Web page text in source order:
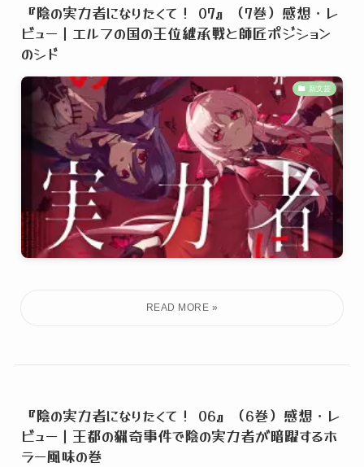
『陰の実力者になりたくて！ 07』（7巻）感想・レ
ビュー｜エルフの国の王位継承戦と師匠ポジション
のシド
新文芸
『陰の実力者になりたくて！ 06』（6巻）感想・レ
ビュー｜王都の猟奇事件で陰の実力者が暗躍するホ
ラー風味の巻